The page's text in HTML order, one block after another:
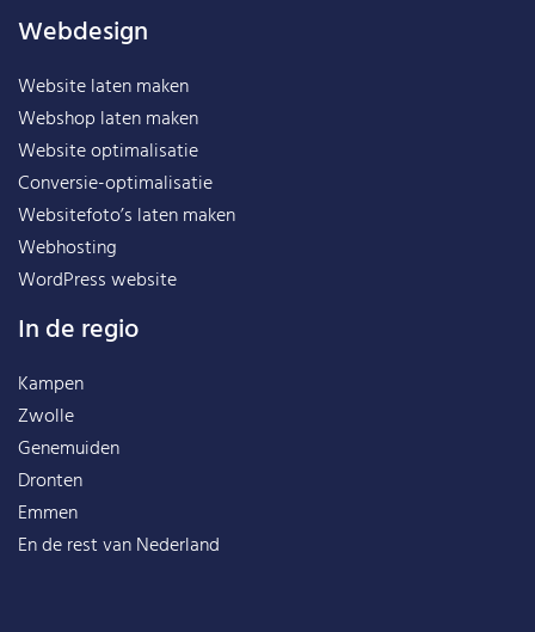
Webdesign
Website laten maken
Webshop laten maken
Website optimalisatie
Conversie-optimalisatie
Websitefoto’s laten maken
Webhosting
WordPress website
In de regio
Kampen
Zwolle
Genemuiden
Dronten
Emmen
En de rest vanNederland